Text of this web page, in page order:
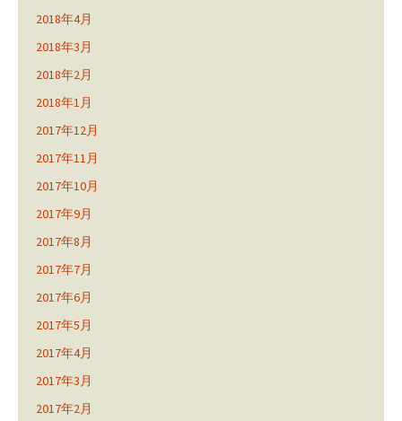
2018年4月
2018年3月
2018年2月
2018年1月
2017年12月
2017年11月
2017年10月
2017年9月
2017年8月
2017年7月
2017年6月
2017年5月
2017年4月
2017年3月
2017年2月